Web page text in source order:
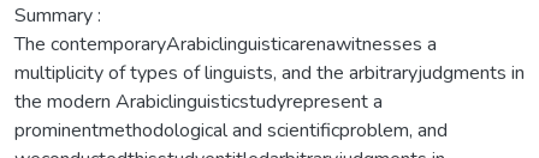
Summary :
The contemporaryArabiclinguisticarenawitnesses a
multiplicity of types of linguists, and the arbitraryjudgments in
the modern Arabiclinguisticstudyrepresent a
prominentmethodological and scientificproblem, and